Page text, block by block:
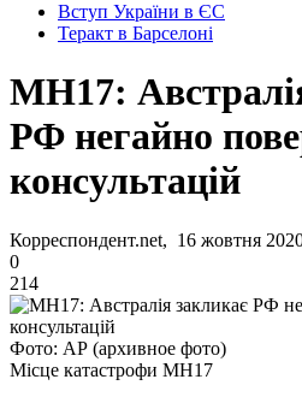
Вступ України в ЄС
Теракт в Барселоні
MH17:
РФ негайно
консультацій
Корреспондент.net, 16 жовтня
0
214
Фото: АР (архивное фото)
Місце катастрофи MH17